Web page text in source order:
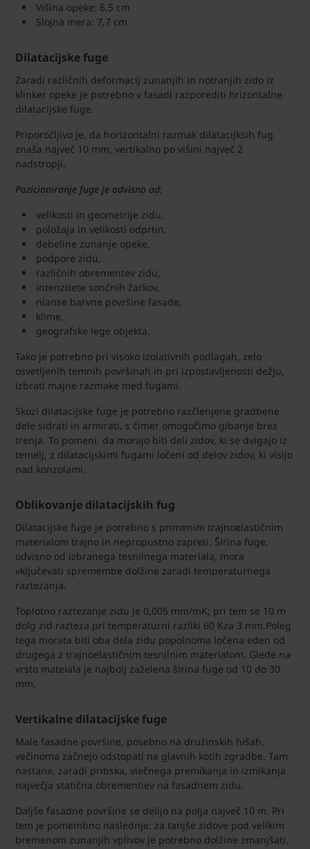
Višina opeke: 6,5 cm
Slojna mera: 7,7 cm
Dilatacijske fuge
Zaradi različnih deformacij zunanjih in notranjih zido iz
klinker opeke je potrebno v fasadi razporediti hrizontalne
dilatacijske fuge.
Priporočljivo je, da horizontalni razmak dilatacijksih fug
znaša največ 10 mm, vertikalno po višini največ 2
nadstropji.
Pozicioniranje fuge je odvisno od:
velikosti in geometrije zidu,
položaja in velikosti odprtin,
debeline zunanje opeke,
podpore zidu,
različnih obrementev zidu,
intenzitete sončnih žarkov,
nianse barvne površine fasade,
klime,
geografske lege objekta.
Tako je potrebno pri visoko izolativnih podlagah, zelo
osvetljenih temnih površinah in pri izpostavljenosti dežju,
izbrati majne razmake med fugami.
Skozi dilatacijske fuge je potrebno razčlenjene gradbene
dele sidrati in armirati, s čimer omogočimo gibanje brez
trenja. To pomeni, da morajo biti deli zidov, ki se dvigajo iz
temelj, z dilatacijskimi fugami ločeni od delov zidov, ki visijo
nad konzolami.
Oblikovanje dilatacijskih fug
Dilatacijske fuge je potrebno s primenim trajnoelastičnim
materialom trajno in nepropustno zapreti. Širina fuge,
odvisno od izbranega tesnilnega materiala, mora
vključevati spremembe dolžine zaradi temperaturnega
raztezanja.
Toplotno raztezanje zidu je 0,005 mm/mK; pri tem se 10 m
dolg zid razteza pri temperaturni razliki 60 Kza 3 mm.Poleg
tega morata biti oba dela zidu popolnoma ločena eden od
drugega z trajnoelastičnim tesnilnim materialom. Glede na
vrsto mateiala je najbolj zaželena širina fuge od 10 do 30
mm.
Vertikalne dilatacijske fuge
Male fasadne površine, posebno na družinskih hišah,
večinoma začnejo odstopati na glavnih kotih zgradbe. Tam
nastane, zaradi pritiska, vlečnega premikanja in izmikanja
največja statična obrementiev na fasadnem zidu.
Daljše fasadne površine se delijo na polja največ 10 m. Pri
tem je pomembno naslednje: za tanjše zidove pod velikim
bremenom zunanjih vplivov je potrebno dolžine zmanjšati,